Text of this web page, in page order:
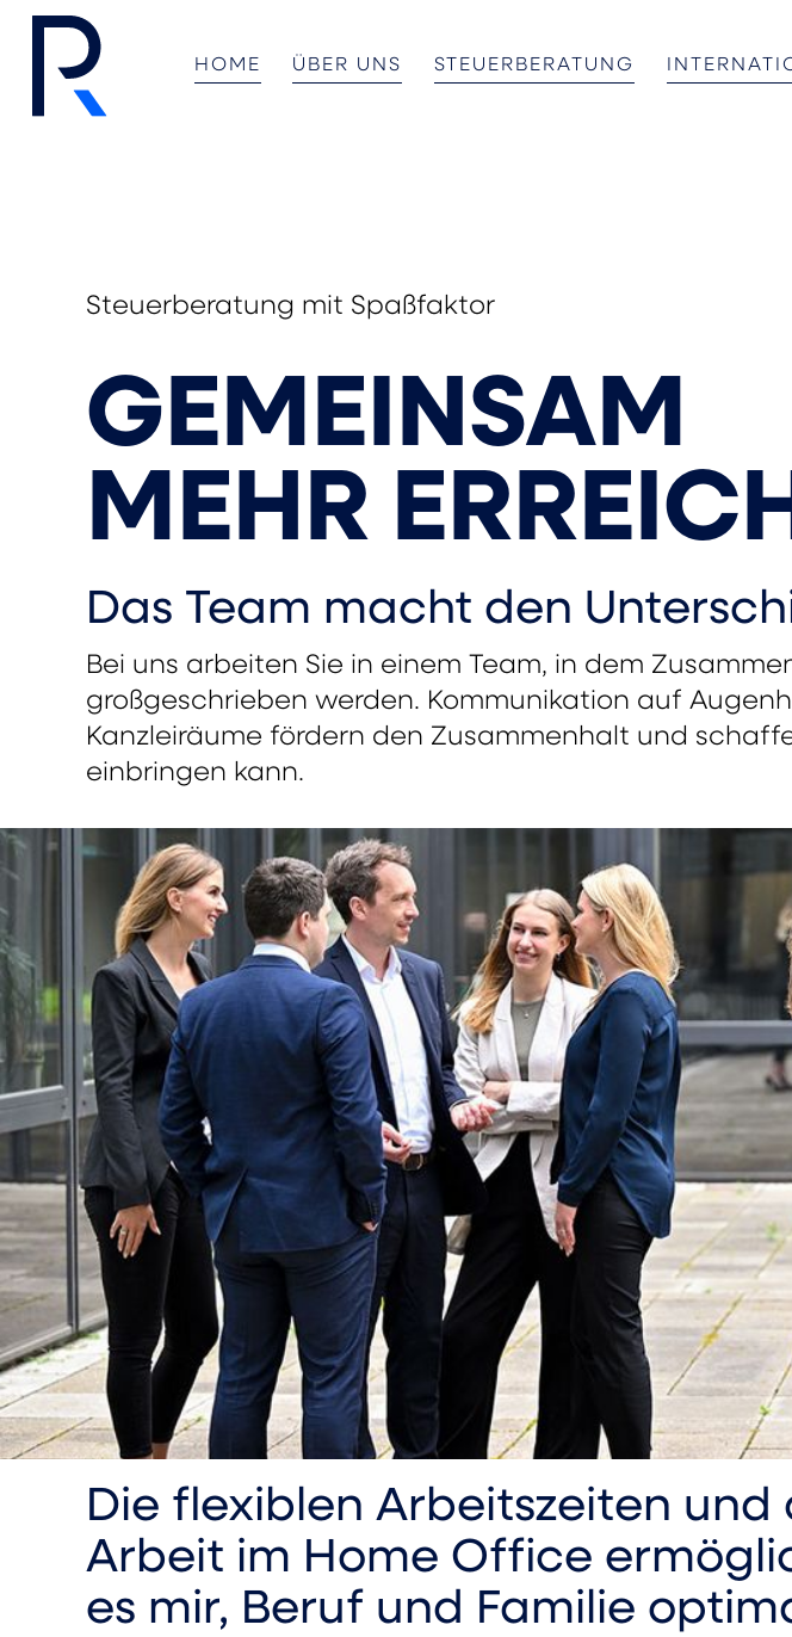
HOME ÜBER UNS STEUERBERATUNG
Steuerberatung mit Spaßfaktor
GEMEINSAM
MEHR
Das Team macht den
Bei uns arbeiten Sie in einem Team, in dem
großgeschrieben werden. Kommunikation auf
Kanzleiräume fördern den Zusammenhalt und
einbringen kann.
Die flexiblen Arbeitszeiten und
Arbeit im Home Office
es mir, Beruf und Familie